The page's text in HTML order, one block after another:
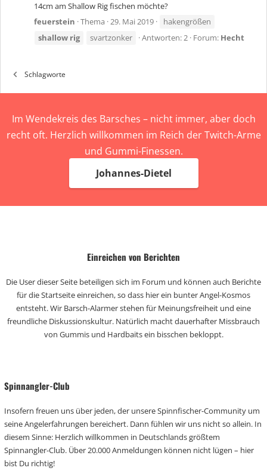
14cm am Shallow Rig fischen möchte?
feuerstein Thema 29. Mai 2019
hakengrößen
shallow rig svartzonker Antworten: 2 Forum: Hecht
Schlagworte
Im Wendekreis des Barsches – nicht immer, aber doch
recht oft. Herzlich willkommen im Reich der Twitch-Arme
und Gummi-Finessen.
Johannes-Dietel
Einreichen von Berichten
Die User dieser Seite beteiligen sich im Forum und können auch Berichte
für die Startseite einreichen, so dass hier ein bunter Angel-Kosmos
entsteht. Wir Barsch-Alarmer stehen für Meinungsfreiheit und eine
freundliche Diskussionskultur. Natürlich macht dauerhafter Missbrauch
von Gummis und Hardbaits ein bisschen bekloppt.
Spinnangler-Club
Insofern freuen uns über jeden, der unsere Spinnfischer-Community um
seine Angelerfahrungen bereichert. Dann fühlen wir uns nicht so allein. In
diesem Sinne: Herzlich willkommen in Deutschlands größtem
Spinnangler-Club. Über 20.000 Anmeldungen können nicht lügen – hier
bist Du richtig!